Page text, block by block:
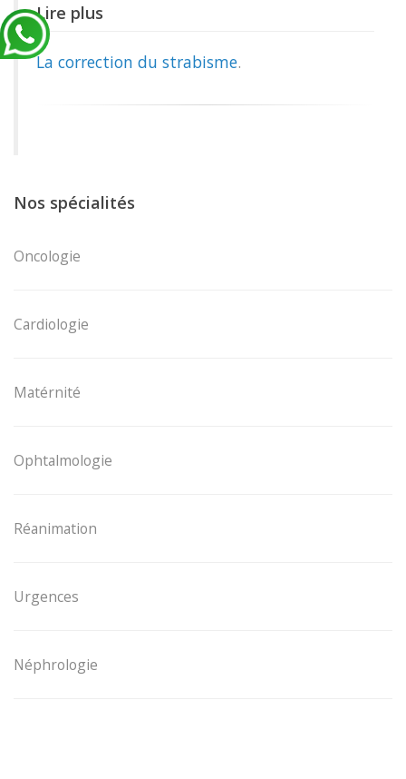
Lire plus
La correction du strabisme.
Nos spécialités
Oncologie
Cardiologie
Matérnité
Ophtalmologie
Réanimation
Urgences
Néphrologie